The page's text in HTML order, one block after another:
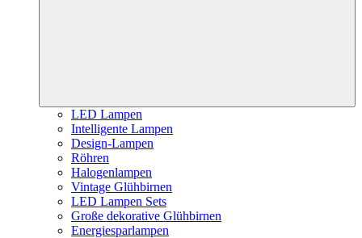
LED Lampen
Intelligente Lampen
Design-Lampen
Röhren
Halogenlampen
Vintage Glühbirnen
LED Lampen Sets
Große dekorative Glühbirnen
Energiesparlampen